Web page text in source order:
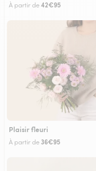
À partir de42€95
Plaisir fleuri
À partir de 36€95